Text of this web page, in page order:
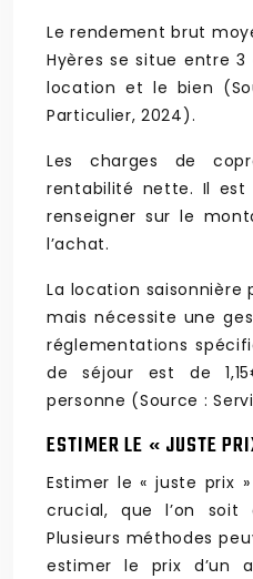
Le rendement brut
Hyères se situe entre
location et le bien
Particulier, 2024).
Les charges de
rentabilité nette. Il
renseigner sur le
l’achat.
La location
mais nécessite une
réglementations
de séjour est de
personne (Source :
ESTIMER LE « JUSTE
Estimer le « juste prix
crucial, que l’on soit
Plusieurs méthodes
estimer le prix d’un